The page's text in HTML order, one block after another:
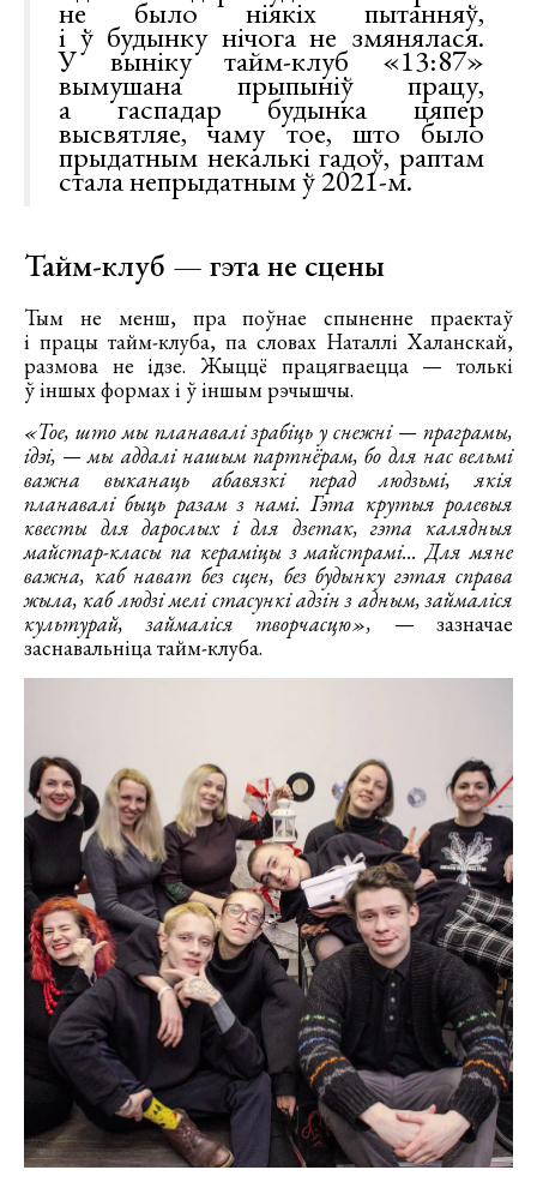
не было ніякіх пытанняў,
і ў будынку нічога не змянялася.
У выніку тайм-клуб «13:87»
вымушана прыпыніў працу,
а гаспадар будынка цяпер
высвятляе, чаму тое, што было
прыдатным некалькі гадоў, раптам
стала непрыдатным ў 2021-м.
Тайм-клуб — гэта не сцены
Тым не менш, пра поўнае спыненне праектаў
і працы тайм-клуба, па словах Наталлі Халанскай,
размова не ідзе. Жыццё працягваецца — толькі
ў іншых формах і ў іншым рэчышчы.
«Тое, што мы планавалі зрабіць у снежні — праграмы,
ідэі, — мы аддалі нашым партнёрам, бо для нас вельмі
важна выканаць абавязкі перад людзьмі, якія
планавалі быць разам з намі. Гэта крутыя ролевыя
квесты для дарослых і для дзетак, гэта калядныя
майстар-класы па кераміцы з майстрамі... Для мяне
важна, каб нават без сцен, без будынку гэтая справа
жыла, каб людзі мелі стасункі адзін з адным, займаліся
культурай, займаліся творчасцю», — зазначае
заснавальніца тайм-клуба.